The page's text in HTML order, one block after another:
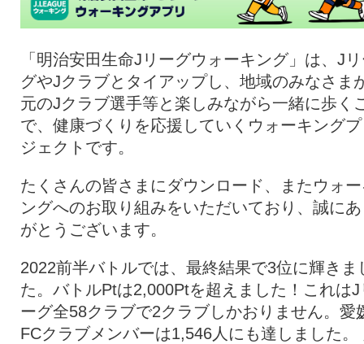
「明治安田生命Jリーグウォーキング」は、J
グやJクラブとタイアップし、地域のみなさま
元のJクラブ選手等と楽しみながら一緒に歩く
で、健康づくりを応援していくウォーキング
ジェクトです。
たくさんの皆さまにダウンロード、またウォ
ングへのお取り組みをいただいており、誠に
がとうございます。
2022前半バトルでは、最終結果で3位に輝きま
た。バトルPtは2,000Ptを超えました！これはJ
ーグ全58クラブで2クラブしかおりません。愛
FCクラブメンバーは1,546人にも達しました。